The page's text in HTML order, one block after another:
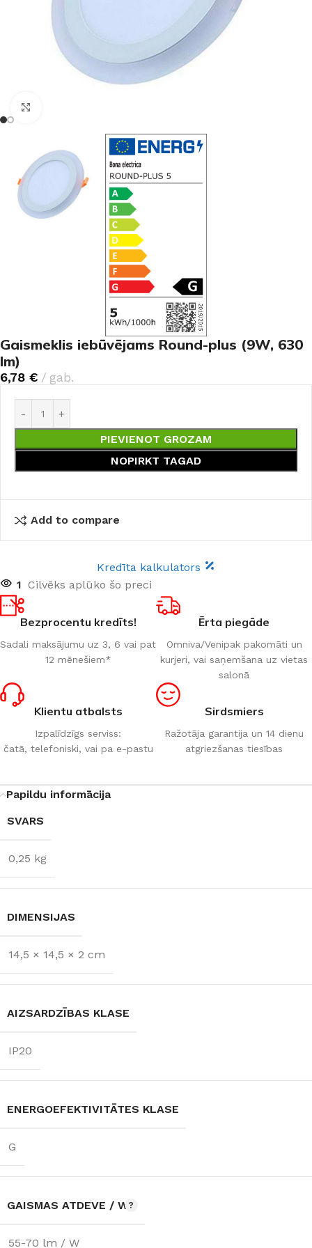
Gaismeklis iebūvējams Round-plus (9W, 630
lm)
6,78 € gab.
PIEVIENOT GROZAM
NOPIRKT TAGAD
Add to compare
Kredīta kalkulators
1 Cilvēks aplūko šo preci
Bezprocentu kredīts!
Sadali maksājumu uz 3, 6 vai pat
12 mēnešiem*
Ērta piegāde
Omniva/Venipak pakomāti un
kurjeri, vai saņemšana uz vietas
salonā
Klientu atbalsts
Izpalīdzīgs serviss:
čatā, telefoniski, vai pa e-pastu
Sirdsmiers
Ražotāja garantija un 14 dienu
atgriezšanas tiesības
Papildu informācija
SVARS
0,25 kg
DIMENSIJAS
14,5 × 14,5 × 2 cm
AIZSARDZĪBAS KLASE
IP20
ENERGOEFEKTIVITĀTES KLASE
G
GAISMAS ATDEVE / W
55-70 lm / W